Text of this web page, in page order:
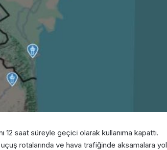
12 saat süreyle geçici olarak kullanıma kapattı.
rotalarında ve hava trafiğinde aksamalara yol